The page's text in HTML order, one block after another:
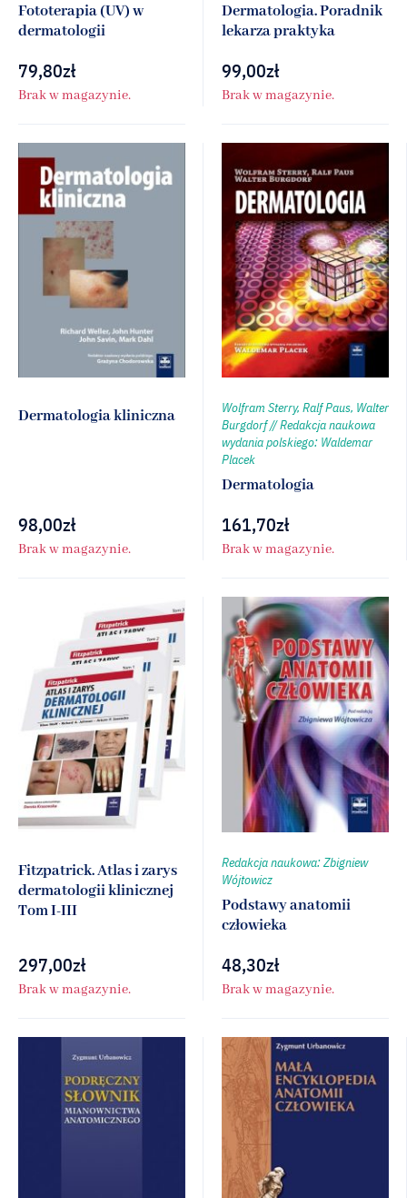
Fototerapia (UV) w
dermatologii
79,80zł
Brak w magazynie.
Dermatologia. Poradnik
lekarza praktyka
99,00zł
Brak w magazynie.
Dermatologia kliniczna
98,00zł
Brak w magazynie.
Wolfram Sterry, Ralf Paus, Walter
Burgdorf // Redakcja naukowa
wydania polskiego: Waldemar
Placek
Dermatologia
161,70zł
Brak w magazynie.
Fitzpatrick. Atlas i zarys
dermatologii klinicznej
Tom I-III
297,00zł
Brak w magazynie.
Redakcja naukowa: Zbigniew
Wójtowicz
Podstawy anatomii
człowieka
48,30zł
Brak w magazynie.